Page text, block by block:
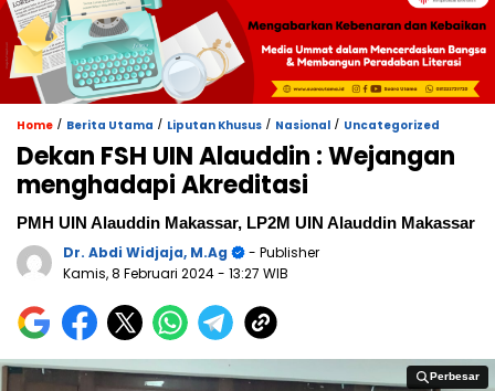
Home / Berita Utama / Liputan Khusus / Nasional / Uncategorized
Dekan FSH UIN Alauddin : Wejangan
menghadapi Akreditasi
PMH UIN Alauddin Makassar, LP2M UIN Alauddin Makassar
Dr. Abdi Widjaja, M.Ag
- Publisher
Kamis, 8 Februari 2024- 13:27 WIB
Perbesar
Perbesar